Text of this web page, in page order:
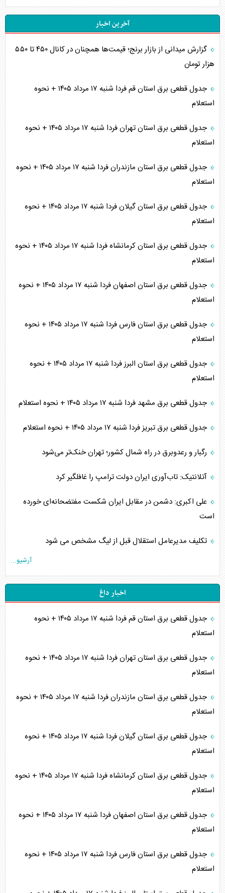
آخرین اخبار
گزارش میدانی از بازار برنج؛ قیمت‌ها همچنان در کانال ۴۵۰ تا ۵۵۰
هزار تومان
جدول قطعی برق استان قم فردا شنبه ۱۷ مرداد ۱۴۰۵ + نحوه
استعلام
جدول قطعی برق استان تهران فردا شنبه ۱۷ مرداد ۱۴۰۵ + نحوه
استعلام
جدول قطعی برق استان مازندران فردا شنبه ۱۷ مرداد ۱۴۰۵ + نحوه
استعلام
جدول قطعی برق استان گیلان فردا شنبه ۱۷ مرداد ۱۴۰۵ + نحوه
استعلام
جدول قطعی برق استان کرمانشاه فردا شنبه ۱۷ مرداد ۱۴۰۵ + نحوه
استعلام
جدول قطعی برق استان اصفهان فردا شنبه ۱۷ مرداد ۱۴۰۵ + نحوه
استعلام
جدول قطعی برق استان فارس فردا شنبه ۱۷ مرداد ۱۴۰۵ + نحوه
استعلام
جدول قطعی برق استان البرز فردا شنبه ۱۷ مرداد ۱۴۰۵ + نحوه
استعلام
جدول قطعی برق مشهد فردا شنبه ۱۷ مرداد ۱۴۰۵ + نحوه استعلام
جدول قطعی برق تبریز فردا شنبه ۱۷ مرداد ۱۴۰۵ + نحوه استعلام
رگبار و رعدوبرق در راه شمال کشور؛ تهران خنک‌تر می‌شود
آتلانتیک: تاب‌آوری ایران دولت ترامپ را غافلگیر کرد
علی اکبری: دشمن در مقابل ایران شکست مفتضحانه‌ای خورده
است
تکلیف مدیرعامل استقلال قبل از لیگ مشخص می شود
آرشیو...
اخبار داغ
جدول قطعی برق استان قم فردا شنبه ۱۷ مرداد ۱۴۰۵ + نحوه
استعلام
جدول قطعی برق استان تهران فردا شنبه ۱۷ مرداد ۱۴۰۵ + نحوه
استعلام
جدول قطعی برق استان مازندران فردا شنبه ۱۷ مرداد ۱۴۰۵ + نحوه
استعلام
جدول قطعی برق استان گیلان فردا شنبه ۱۷ مرداد ۱۴۰۵ + نحوه
استعلام
جدول قطعی برق استان کرمانشاه فردا شنبه ۱۷ مرداد ۱۴۰۵ + نحوه
استعلام
جدول قطعی برق استان اصفهان فردا شنبه ۱۷ مرداد ۱۴۰۵ + نحوه
استعلام
جدول قطعی برق استان فارس فردا شنبه ۱۷ مرداد ۱۴۰۵ + نحوه
استعلام